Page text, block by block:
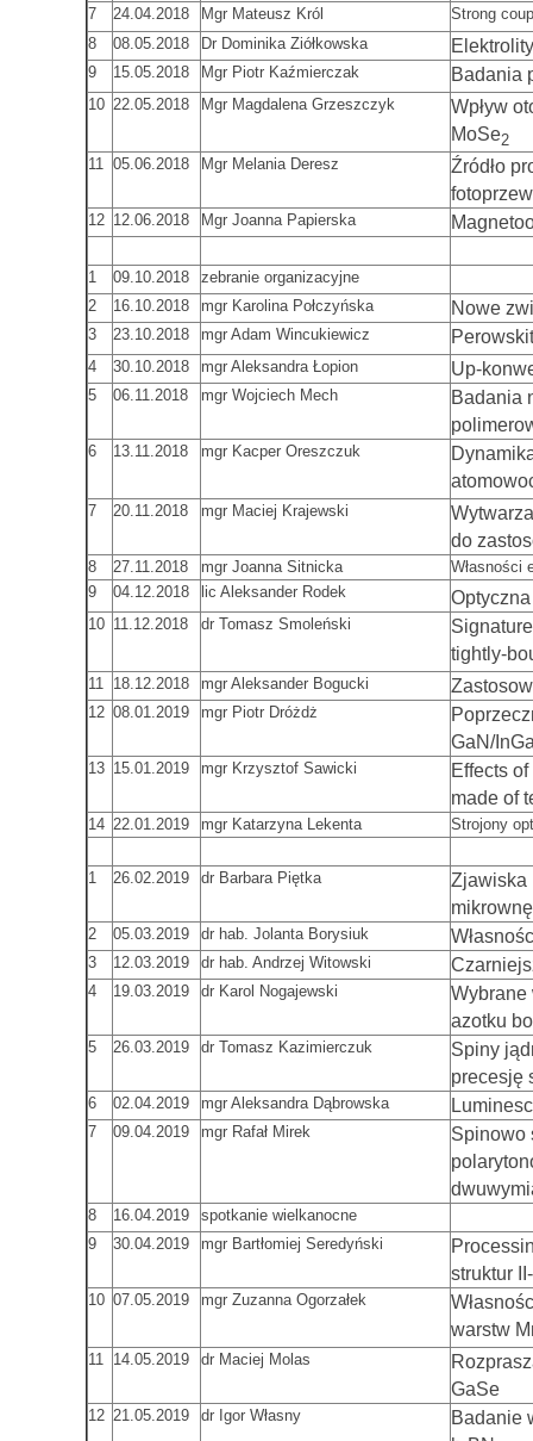
7 24.04.2018 Mgr Mateusz Król
Strong
8
08.05.2018 Dr Dominika Ziółkowska
9 15.05.2018 Mgr Piotr Kaźmierczak Badania
10 22.05.2018 Mgr Magdalena Grzeszczyk
Wpływ
MoSe2
11 05.06.2018 Mgr Melania Deresz
Źródło
12 12.06.2018 Mgr Joanna Papierska
1 09.10.2018
zebranie organizacyjne
2
16.10.2018 mgr Karolina Połczyńska Nowe
3 23.10.2018 mgr Adam Wincukiewicz
4 30.10.2018 mgr Aleksandra Łopion Up-
5 06.11.2018 mgr Wojciech Mech
Badania
6 13.11.2018 mgr Kacper Oreszczuk
7 20.11.2018 mgr Maciej Krajewski
do
8 27.11.2018 mgr Joanna Sitnicka
Własności
9
04.12.2018 lic Aleksander Rodek
10 11.12.2018 dr Tomasz Smoleński
tightly-
11 18.12.2018 mgr Aleksander Bogucki
12 08.01.2019 mgr Piotr Dróżdż
GaN/
13 15.01.2019 mgr Krzysztof Sawicki
Effects
made of
14 22.01.2019 mgr Katarzyna Lekenta Strojony
1 26.02.2019 dr Barbara Piętka
Zjawiska
2 05.03.2019 dr hab. Jolanta Borysiuk
3 12.03.2019 dr hab. Andrzej Witowski
4 19.03.2019 dr Karol Nogajewski
Wybrane
azotku
5 26.03.2019 dr Tomasz Kazimierczuk
Spiny
precesję
6 02.04.2019 mgr Aleksandra Dąbrowska
7 09.04.2019 mgr Rafał Mirek
Spinowo
8 16.04.2019
spotkanie wielkanocne
9
30.04.2019 mgr Bartłomiej Seredyński
struktur
10 07.05.2019 mgr Zuzanna Ogorzałek
warstw
11 14.05.2019 dr Maciej Molas
GaSe
12 21.05.2019 dr Igor Własny
Badanie